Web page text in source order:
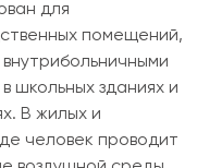
для
помещений,
школьных зданиях и
В жилых и
человек проводит